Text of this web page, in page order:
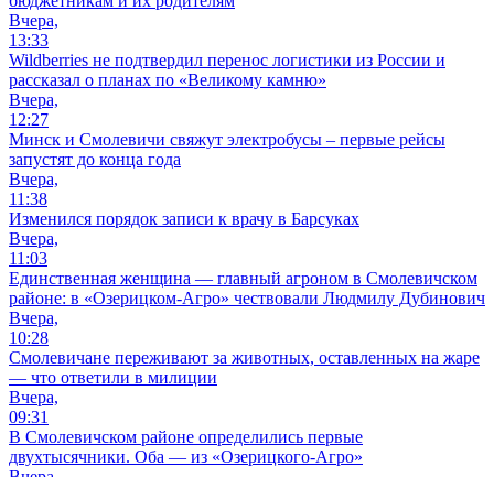
Вчера,
13:33
Wildberries не подтвердил перенос логистики из России и
рассказал о планах по «Великому камню»
Вчера,
12:27
Минск и Смолевичи свяжут электробусы – первые рейсы
запустят до конца года
Вчера,
11:38
Изменился порядок записи к врачу в Барсуках
Вчера,
11:03
Единственная женщина — главный агроном в Смолевичском
районе: в «Озерицком-Агро» чествовали Людмилу Дубинович
Вчера,
10:28
Смолевичане переживают за животных, оставленных на жаре
— что ответили в милиции
Вчера,
09:31
В Смолевичском районе определились первые
двухтысячники. Оба — из «Озерицкого-Агро»